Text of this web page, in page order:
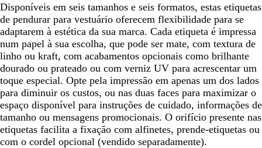
Disponíveis em seis tamanhos e seis formatos, estas etiquetas
de pendurar para vestuário oferecem flexibilidade para se
adaptarem à estética da sua marca. Cada etiqueta é impressa
num papel à sua escolha, que pode ser mate, com textura de
linho ou kraft, com acabamentos opcionais como brilhante
dourado ou prateado ou com verniz UV para acrescentar um
toque especial. Opte pela impressão em apenas um dos lados
para diminuir os custos, ou nas duas faces para maximizar o
espaço disponível para instruções de cuidado, informações de
tamanho ou mensagens promocionais. O orifício presente nas
etiquetas facilita a fixação com alfinetes, prende-etiquetas ou
com o cordel opcional (vendido separadamente).